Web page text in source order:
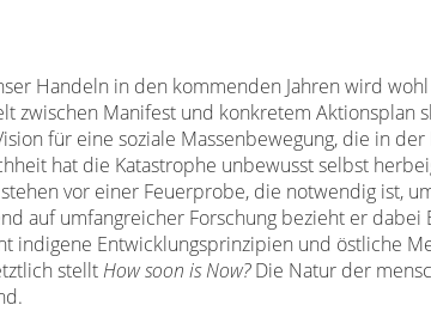
Handeln in den kommenden Jahren wird
zwischen Manifest und konkretem Aktionsplan
für eine soziale Massenbewegung, die in der
hat die Katastrophe unbewusst selbst
vor einer Feuerprobe, die notwendig ist,
auf umfangreicher Forschung bezieht er dabei
indigene Entwicklungsprinzipien und östliche
stellt How soon is Now?Die Natur der